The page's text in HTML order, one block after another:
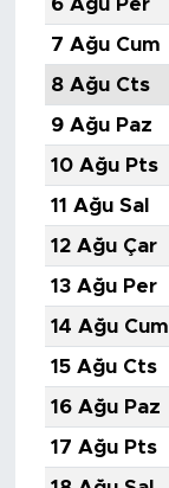
6 Ağu Per
7 Ağu Cum
8 Ağu Cts
9 Ağu Paz
10 Ağu Pts
11 Ağu Sal
12 Ağu Çar
13 Ağu Per
14 Ağu Cum
15 Ağu Cts
16 Ağu Paz
17 Ağu Pts